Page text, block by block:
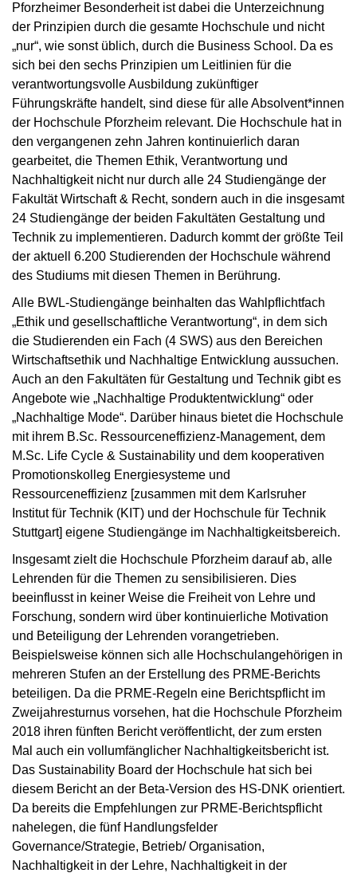
Pforzheimer Besonderheit ist dabei die Unterzeichnung
der Prinzipien durch die gesamte Hochschule und nicht
„nur“, wie sonst üblich, durch die Business School. Da es
sich bei den sechs Prinzipien um Leitlinien für die
verantwortungsvolle Ausbildung zukünftiger
Führungskräfte handelt, sind diese für alle Absolvent*innen
der Hochschule Pforzheim relevant. Die Hochschule hat in
den vergangenen zehn Jahren kontinuierlich daran
gearbeitet, die Themen Ethik, Verantwortung und
Nachhaltigkeit nicht nur durch alle 24 Studiengänge der
Fakultät Wirtschaft & Recht, sondern auch in die insgesamt
24 Studiengänge der beiden Fakultäten Gestaltung und
Technik zu implementieren. Dadurch kommt der größte Teil
der aktuell 6.200 Studierenden der Hochschule während
des Studiums mit diesen Themen in Berührung.
Alle BWL-Studiengänge beinhalten das Wahlpflichtfach
„Ethik und gesellschaftliche Verantwortung“, in dem sich
die Studierenden ein Fach (4 SWS) aus den Bereichen
Wirtschaftsethik und Nachhaltige Entwicklung aussuchen.
Auch an den Fakultäten für Gestaltung und Technik gibt es
Angebote wie „Nachhaltige Produktentwicklung“ oder
„Nachhaltige Mode“. Darüber hinaus bietet die Hochschule
mit ihrem B.Sc. Ressourceneffizienz-Management, dem
M.Sc. Life Cycle & Sustainability und dem kooperativen
Promotionskolleg Energiesysteme und
Ressourceneffizienz [zusammen mit dem Karlsruher
Institut für Technik (KIT) und der Hochschule für Technik
Stuttgart] eigene Studiengänge im Nachhaltigkeitsbereich.
Insgesamt zielt die Hochschule Pforzheim darauf ab, alle
Lehrenden für die Themen zu sensibilisieren. Dies
beeinflusst in keiner Weise die Freiheit von Lehre und
Forschung, sondern wird über kontinuierliche Motivation
und Beteiligung der Lehrenden vorangetrieben.
Beispielsweise können sich alle Hochschulangehörigen in
mehreren Stufen an der Erstellung des PRME-Berichts
beteiligen. Da die PRME-Regeln eine Berichtspflicht im
Zweijahresturnus vorsehen, hat die Hochschule Pforzheim
2018 ihren fünften Bericht veröffentlicht, der zum ersten
Mal auch ein vollumfänglicher Nachhaltigkeitsbericht ist.
Das Sustainability Board der Hochschule hat sich bei
diesem Bericht an der Beta-Version des HS-DNK orientiert.
Da bereits die Empfehlungen zur PRME-Berichtspflicht
nahelegen, die fünf Handlungsfelder
Governance/Strategie, Betrieb/ Organisation,
Nachhaltigkeit in der Lehre, Nachhaltigkeit in der